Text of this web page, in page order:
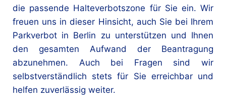
die passende Halteverbotszone für Sie ein. Wir
freuen uns in dieser Hinsicht, auch Sie bei Ihrem
Parkverbot in Berlin zu unterstützen und Ihnen
den gesamten Aufwand der Beantragung
abzunehmen. Auch bei Fragen sind wir
selbstverständlich stets für Sie erreichbar und
helfen zuverlässig weiter.